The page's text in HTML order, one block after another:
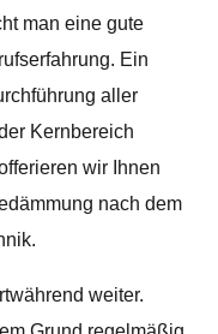
man eine gute
Ein
aller
Kernbereich
wir Ihnen
nach dem
weiter.